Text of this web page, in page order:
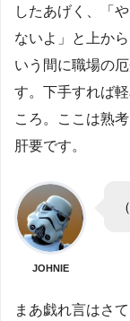
したあげく、「
ないよ」と上か
いう間に職場の
す。下手すれば
ころ。ここは熟
肝要です。
JOHNIE
まあ戯れ言はさ